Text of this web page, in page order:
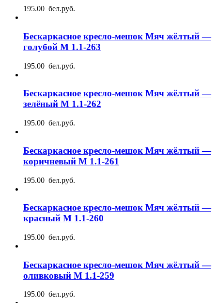
195.00 бел.руб.
Бескаркасное кресло-мешок Мяч жёлтый —
голубой М 1.1-263
195.00 бел.руб.
Бескаркасное кресло-мешок Мяч жёлтый —
зелёный М 1.1-262
195.00 бел.руб.
Бескаркасное кресло-мешок Мяч жёлтый —
коричневый М 1.1-261
195.00 бел.руб.
Бескаркасное кресло-мешок Мяч жёлтый —
красный М 1.1-260
195.00 бел.руб.
Бескаркасное кресло-мешок Мяч жёлтый —
оливковый М 1.1-259
195.00 бел.руб.